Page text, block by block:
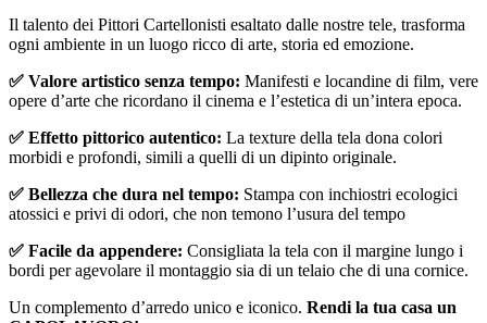
Il talento dei Pittori Cartellonisti esaltato dalle nostre tele, trasforma
ogni ambiente in un luogo ricco di arte, storia ed emozione.
✅ Valore artistico senza tempo: Manifesti e locandine di film, vere
opere d’arte che ricordano il cinema e l’estetica di un’intera epoca.
✅ Effetto pittorico autentico: La texture della tela dona colori
morbidi e profondi, simili a quelli di un dipinto originale.
✅ Bellezza che dura nel tempo: Stampa con inchiostri ecologici
atossici e privi di odori, che non temono l’usura del tempo
✅ Facile da appendere: Consigliata la tela con il margine lungo i
bordi per agevolare il montaggio sia di un telaio che di una cornice.
Un complemento d’arredo unico e iconico. Rendi la tua casa un